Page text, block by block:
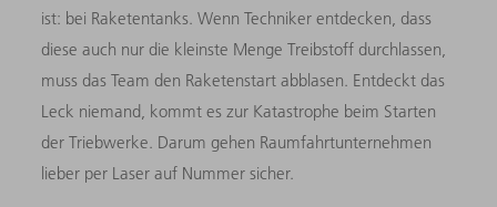
ist: bei Raketentanks. Wenn Techniker entdecken, dass
diese auch nur die kleinste Menge Treibstoff durchlassen,
muss das Team den Raketenstart abblasen. Entdeckt das
Leck niemand, kommt es zur Katastrophe beim Starten
der Triebwerke. Darum gehen Raumfahrtunternehmen
lieber per Laser auf Nummer sicher.